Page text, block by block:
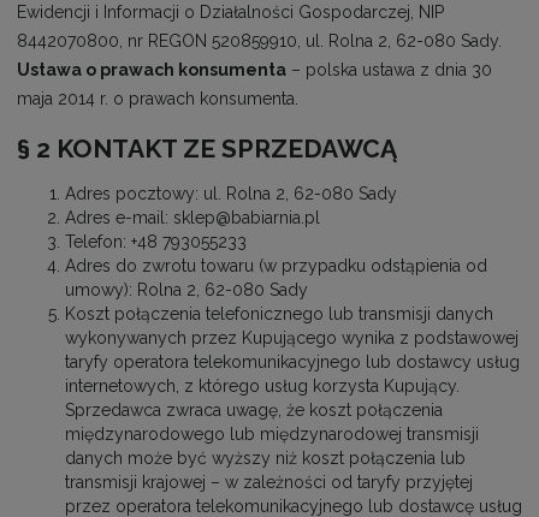
Ewidencji i Informacji o Działalności Gospodarczej, NIP
8442070800, nr REGON 520859910, ul. Rolna 2, 62-080 Sady.
Ustawa o prawach konsumenta – polska ustawa z dnia 30
maja 2014 r. o prawach konsumenta.
§ 2 KONTAKT ZE SPRZEDAWCĄ
Adres pocztowy: ul. Rolna 2, 62-080 Sady
Adres e-mail: sklep@babiarnia.pl
Telefon: +48 793055233
Adres do zwrotu towaru (w przypadku odstąpienia od
umowy): Rolna 2, 62-080 Sady
Koszt połączenia telefonicznego lub transmisji danych
wykonywanych przez Kupującego wynika z podstawowej
taryfy operatora telekomunikacyjnego lub dostawcy usług
internetowych, z którego usług korzysta Kupujący.
Sprzedawca zwraca uwagę, że koszt połączenia
międzynarodowego lub międzynarodowej transmisji
danych może być wyższy niż koszt połączenia lub
transmisji krajowej – w zależności od taryfy przyjętej
przez operatora telekomunikacyjnego lub dostawcę usług